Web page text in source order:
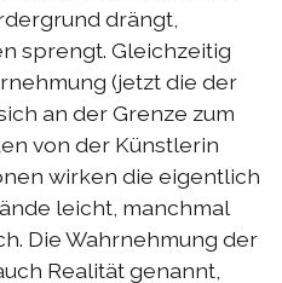
drängt,
sprengt. Gleichzeitig
(jetzt die der
an der Grenze zum
von der Künstlerin
wirken die eigentlich
leicht, manchmal
Die Wahrnehmung der
Realität genannt,